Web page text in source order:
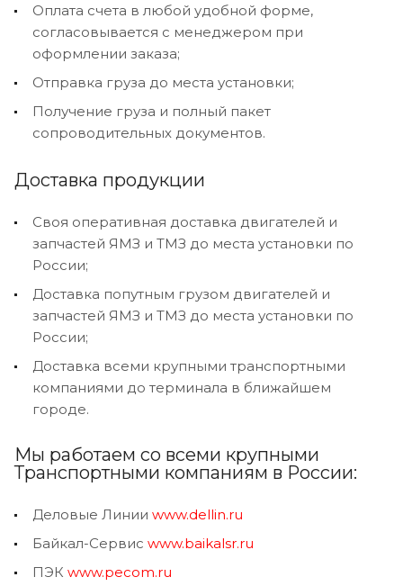
Оплата счета в любой удобной форме,
согласовывается с менеджером при
оформлении заказа;
Отправка груза до места установки;
Получение груза и полный пакет
сопроводительных документов.
Доставка продукции
Своя оперативная доставка двигателей и
запчастей ЯМЗ и ТМЗ до места установки по
России;
Доставка попутным грузом двигателей и
запчастей ЯМЗ и ТМЗ до места установки по
России;
Доставка всеми крупными транспортными
компаниями до терминала в ближайшем
городе.
Мы работаем со всеми крупными
Транспортными компаниям в России:
Деловые Линии www.dellin.ru
Байкал-Сервис www.baikalsr.ru
ПЭК www.pecom.ru